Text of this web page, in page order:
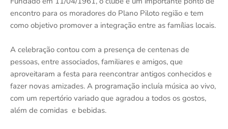
encontro para os moradores do Plano Piloto região e tem
como objetivo promover a integração entre as famílias locais.
A celebração contou com a presença de centenas de
pessoas, entre associados, familiares e amigos, que
aproveitaram a festa para reencontrar antigos conhecidos e
fazer novas amizades. A programação incluía música ao vivo,
com um repertório variado que agradou a todos os gostos,
além de comidas e bebidas.